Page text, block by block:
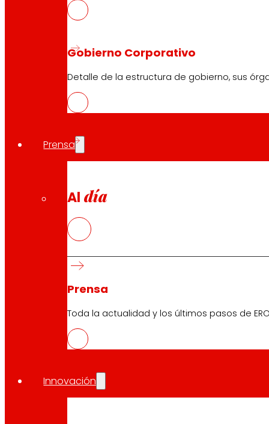
Gobierno Corporativo
Detalle de la estructura de gobierno, sus
Prensa
Al día
Prensa
Toda la actualidad y los últimos pasos de
Innovación